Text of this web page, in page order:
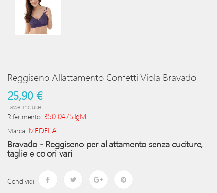
Reggiseno Allattamento Confetti Viola Bravado
25,90 €
Tasse incluse
Riferimento: 350.0475TgM
Marca: MEDELA
Bravado - Reggiseno per allattamento senza cuciture,
taglie e colori vari
Condividi